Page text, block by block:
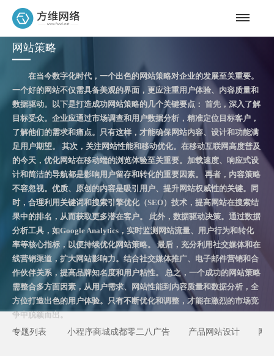
网站策略
在当今数字化时代，一个出色的网站策略对企业的发展至关重要。
一个好的网站不仅需具备美观的界面，更应注重用户体验、内容质量和
数据驱动。以下是打造成功网站策略的几个关键要点： 首先，深入了解
目标受众。企业应通过市场调查和用户数据分析，精准定位目标客户，
了解他们的需求和痛点。只有这样，才能确保网站内容、设计和功能满
足用户期望。 其次，关注网站性能和移动优化。在移动互联网高度普及
的今天，优化网站在移动端的浏览体验至关重要。加载速度、响应式设
计和简洁的导航都是影响用户留存和转化的重要因素。 再者，内容策略
不容忽视。优质、原创的内容是吸引用户、提升网站权威性的关键。同
时，合理利用关键词和搜索引擎优化（SEO）技术，提高网站在搜索结
果中的排名，从而获取更多潜在客户。 此外，数据驱动决策。通过数据
分析工具，如Google Analytics，实时监测网站流量、用户行为和转化
率等核心指标，以便持续优化网站策略。 最后，充分利用社交媒体和在
线营销渠道，扩大网站影响力。结合社交媒体推广、电子邮件营销和合
作伙伴关系，提高品牌知名度和用户粘性。 总之，一个成功的网站策略
需整合多方面因素，从用户需求、网站性能到内容质量和数据分析，全
方位打造出色的用户体验。只有不断优化和调整，才能在激烈的市场竞
争中脱颖而出。
专题列表
小程序商城成都零二八广告 产品网站设计 网